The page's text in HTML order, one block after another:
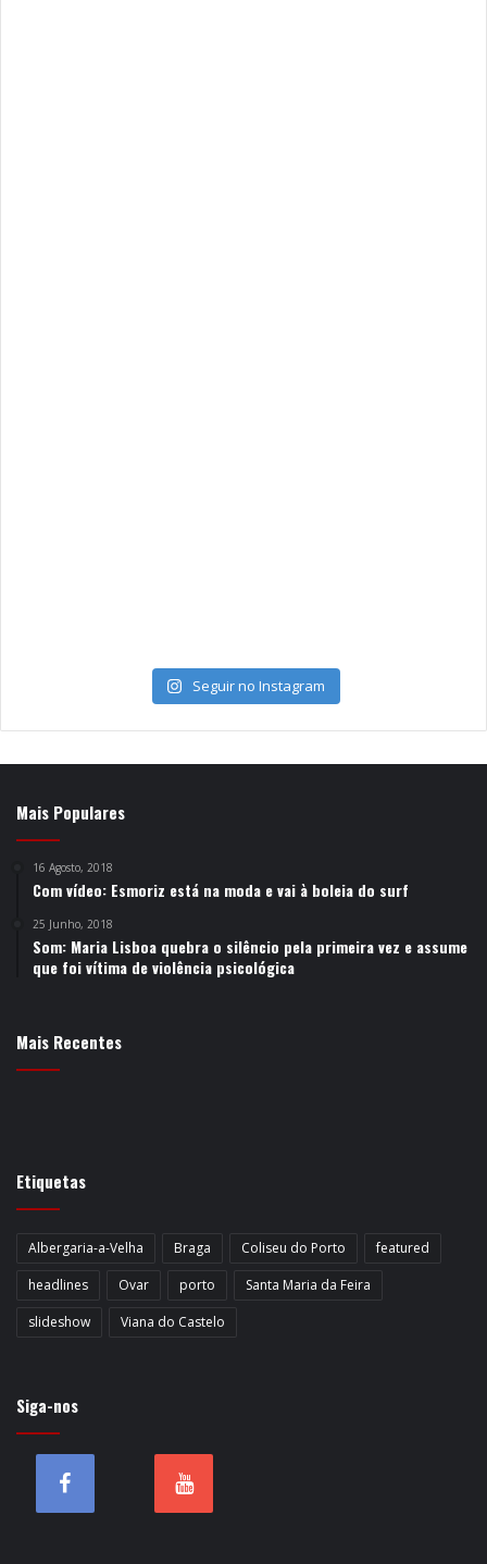
Seguir no Instagram
Mais Populares
16 Agosto, 2018
Com vídeo: Esmoriz está na moda e vai à boleia do surf
25 Junho, 2018
Som: Maria Lisboa quebra o silêncio pela primeira vez e assume
que foi vítima de violência psicológica
Mais Recentes
Etiquetas
Albergaria-a-Velha Braga Coliseu do Porto
featured
headlines
Ovar porto
Santa Maria da Feira
slideshow
Viana do Castelo
Siga-nos